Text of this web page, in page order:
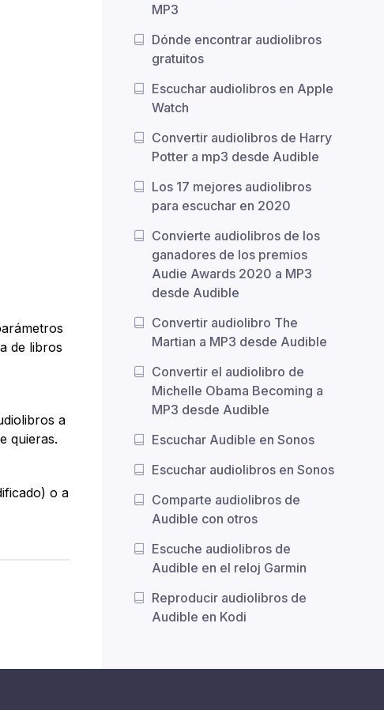
de libros
a
quieras.
o a
MP3
Dónde encontrar audiolibros
gratuitos
Escuchar audiolibros en Apple
Watch
Convertir audiolibros de Harry
Potter a mp3 desde Audible
Los 17 mejores audiolibros
para escuchar en 2020
Convierte audiolibros de los
ganadores de los premios
Audie Awards 2020 a MP3
desde Audible
Convertir audiolibro The
Martian a MP3 desde Audible
Convertir el audiolibro de
Michelle Obama Becoming a
MP3 desde Audible
Escuchar Audible en Sonos
Escuchar audiolibros en Sonos
Comparte audiolibros de
Audible con otros
Escuche audiolibros de
Audible en el reloj Garmin
Reproducir audiolibros de
Audible en Kodi